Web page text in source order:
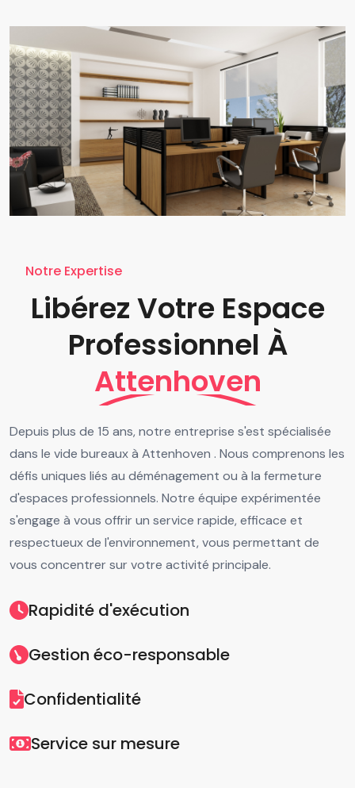
Notre Expertise
Libérez Votre Espace
Professionnel À
Attenhoven
Depuis plus de 15 ans, notre entreprise s'est spécialisée
dans le vide bureaux à Attenhoven . Nous comprenons les
défis uniques liés au déménagement ou à la fermeture
d'espaces professionnels. Notre équipe expérimentée
s'engage à vous offrir un service rapide, efficace et
respectueux de l'environnement, vous permettant de
vous concentrer sur votre activité principale.
Rapidité d'exécution
Gestion éco-responsable
Confidentialité
Service sur mesure